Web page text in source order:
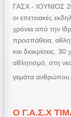
ΓΑΣΧ - ΙΟΥΝΙΟΣ
οι επετειακές
χρόνια από την
προσπάθεια,
και διακρίσεις.
αθλητισμό, στη
γεμάτα
Ο Γ.Α.Σ.Χ